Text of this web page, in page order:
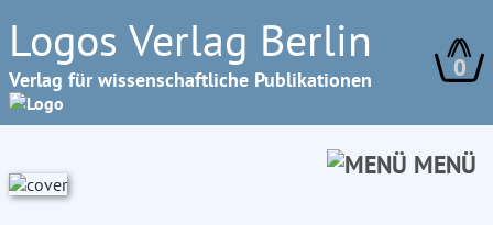
Logos Verlag Berlin
Verlag für wissenschaftliche Publikationen 0
MENÜ